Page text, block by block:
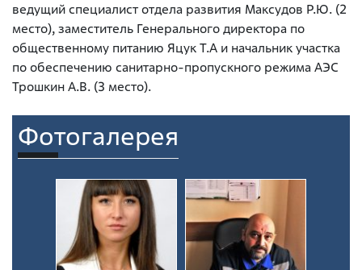
ведущий специалист отдела развития Максудов Р.Ю. (2
место), заместитель Генерального директора по
общественному питанию Яцук Т.А и начальник участка
по обеспечению санитарно-пропускного режима АЭС
Трошкин А.В. (3 место).
Фотогалерея